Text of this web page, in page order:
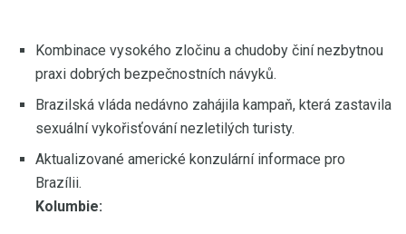
Kombinace vysokého zločinu a chudoby činí nezbytnou
praxi dobrých bezpečnostních návyků.
Brazilská vláda nedávno zahájila kampaň, která zastavila
sexuální vykořisťování nezletilých turisty.
Aktualizované americké konzulární informace pro
Brazílii.
Kolumbie: